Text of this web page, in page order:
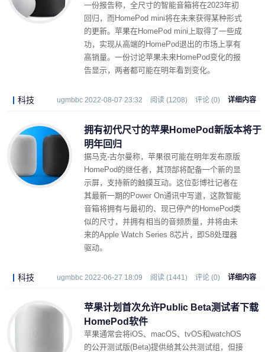
一份报告称，全尺寸的智能音箱将在2023年初
回归，而HomePod mini将在未来获得某种形式
的更新。苹果在HomePod mini上取得了一些成
功，实现从高端的HomePod退出的市场上享有
高销量。一份讨论苹果未来HomePod变化的报
告显示，两者都可能在明年看到变化。
科技 ugmbbc 2022-08-07 23:32 阅读 (1208) 评论 (0) 详细内容
拥有初代尺寸的苹果HomePod新版本将于
明年回归
据马克-古尔曼称，苹果很可能在明年发布原版
HomePod的继任者，其顶部将配备一个新的显
示屏，支持新的触摸互动。这位彭博社记者在
其最新一期的Power On通讯中写道，这款智能
音箱将拥有与最初的、现已停产的HomePod类
似的尺寸，并拥有相当的音频质量，并将由未
来的Apple Watch Series 8芯片，即S8处理器
驱动。
科技 ugmbbc 2022-06-27 18:09 阅读 (1441) 评论 (0) 详细内容
苹果计划首次允许Public Beta测试者下载
HomePod软件
苹果通常会将iOS、macOS、tvOS和watchOS
的公开测试版(Beta)提供给其公共测试组，但接